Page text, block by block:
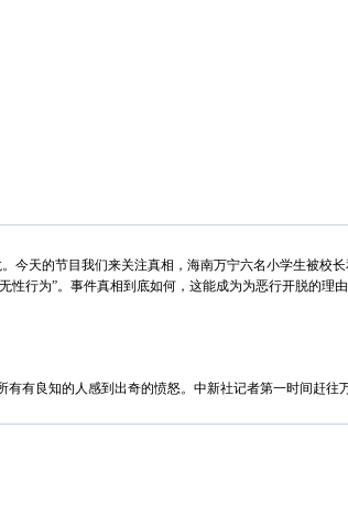
天的节目我们来关注真相，海南万宁六名小学生被校
行为”。事件真相到底如何，这能成为为恶行开脱的理
良知的人感到出奇的愤怒。中新社记者第一时间赶往